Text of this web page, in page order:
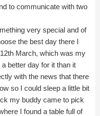
to communicate with two
very special and of
the best day there I
March, which was my
better day for it than it
with the news that there
so I could sleep a little bit
my buddy came to pick
I found a table full of